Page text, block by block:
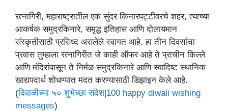
रत्नागिरी, महाराष्ट्रातील एक सुंदर किनारपट्टीवरचे शहर, त्याच्या
आकर्षक समुद्रकिनारे, समृद्ध इतिहास आणि दोलायमान
संस्कृतीसाठी प्रसिध्द असलेले स्वागत आहे. हा तीन दिवसांचा
प्रवास तुम्हाला रत्नागिरीत जे काही ऑफर आहे ते प्राचीन किल्ले
आणि मंदिरांपासून ते निर्मळ समुद्रकिनारे आणि स्वादिष्ट स्थानिक
खाद्यपदार्थ शोधण्यात मदत करण्यासाठी डिझाइन केले आहे.
(दिवाळीच्या ५० शुभेच्छा संदेश|100 happy diwali wishing
messages)